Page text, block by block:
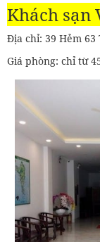
Khách sạn
Địa chỉ: 39 Hẻm 63
Giá phòng: chỉ từ